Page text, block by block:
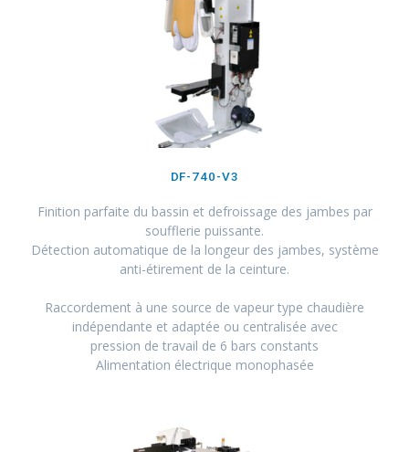
DF-740-V3
Finition parfaite du bassin et defroissage des jambes par
soufflerie puissante.
Détection automatique de la longeur des jambes, système
anti-étirement de la ceinture.
Raccordement à une source de vapeur type chaudière
indépendante et adaptée ou centralisée avec
pression de travail de 6 bars constants
Alimentation électrique monophasée